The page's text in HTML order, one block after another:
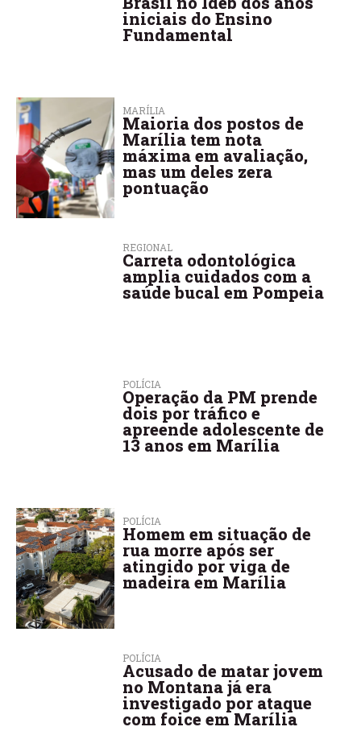
iniciais do Ensino
Fundamental
MARÍLIA
Maioria dos postos de
Marília tem nota
máxima em avaliação,
mas um deles zera
pontuação
REGIONAL
Carreta odontológica
amplia cuidados com a
saúde bucal em Pompeia
POLÍCIA
Operação da PM prende
dois por tráfico e
apreende adolescente de
13 anos em Marília
POLÍCIA
Homem em situação de
rua morre após ser
atingido por viga de
madeira em Marília
POLÍCIA
Acusado de matar jovem
no Montana já era
investigado por ataque
com foice em Marília